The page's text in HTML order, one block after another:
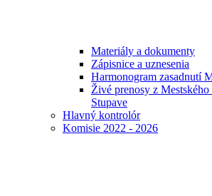
Materiály a dokumenty
Zápisnice a uznesenia
Harmonogram zasadnutí
Živé prenosy z
Stupave
Hlavný kontrolór
Komisie 2022 - 2026